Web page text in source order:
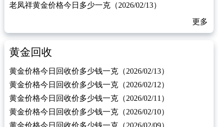
老凤祥黄金价格今日多少一克（2026/02/13）
更多
黄金回收
黄金价格今日回收价多少钱一克（2026/02/13）
黄金价格今日回收价多少钱一克（2026/02/12）
黄金价格今日回收价多少钱一克（2026/02/11）
黄金价格今日回收价多少钱一克（2026/02/10）
黄金价格今日回收价多少钱一克（2026/02/09）